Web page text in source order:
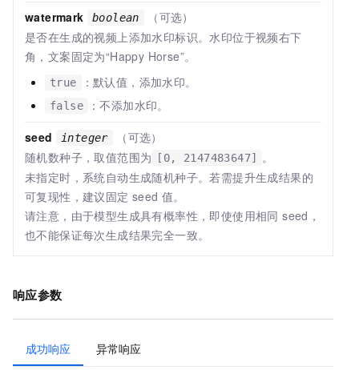
watermark boolean
（可选）
是否在生成的视频上添加水印标识。水印位于视频右下
角，文案固定为“Happy Horse”。
true ：默认值，添加水印。
false
：不添加水印。
seed
integer
（可选）
随机数种子，取值范围为
[0, 2147483647]
。
未指定时，系统自动生成随机种子。若需提升生成结果的
可复现性，建议固定 seed 值。
请注意，由于模型生成具有概率性，即使使用相同 seed，
也不能保证每次生成结果完全一致。
响应参数
成功响应 异常响应